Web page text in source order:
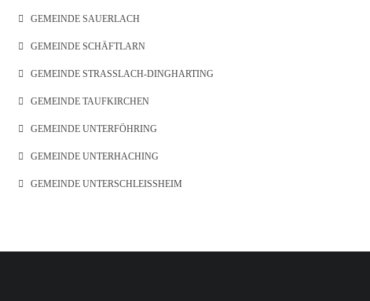
GEMEINDE SAUERLACH
GEMEINDE SCHÄFTLARN
GEMEINDE STRASSLACH-DINGHARTING
GEMEINDE TAUFKIRCHEN
GEMEINDE UNTERFÖHRING
GEMEINDE UNTERHACHING
GEMEINDE UNTERSCHLEISSHEIM